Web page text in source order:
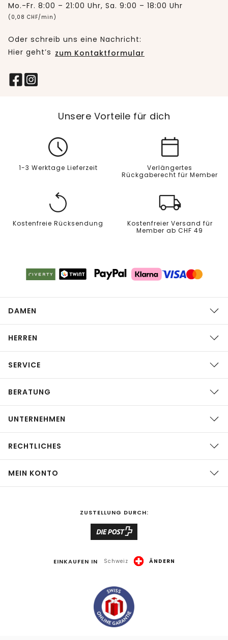
Mo.-Fr. 8:00 – 21:00 Uhr, Sa. 9:00 – 18:00 Uhr
(0,08 CHF/min)
Oder schreib uns eine Nachricht:
Hier geht’s zum Kontaktformular
Unsere Vorteile für dich
1-3 Werktage Lieferzeit
Verlängertes
Rückgaberecht für Member
Kostenfreie Rücksendung
Kostenfreier Versand für
Member ab CHF 49
DAMEN
HERREN
SERVICE
BERATUNG
UNTERNEHMEN
RECHTLICHES
MEIN KONTO
ZUSTELLUNG DURCH:
EINKAUFEN IN Schweiz ÄNDERN